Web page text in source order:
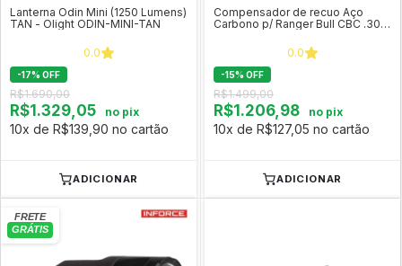
Lanterna Odin Mini (1250 Lumens)
TAN - Olight ODIN-MINI-TAN
0.0
-17% OFF
R$1.690,00
R$1.329,05 no pix
10x de R$139,90 no cartão
ADICIONAR
Compensador de recuo Aço
Carbono p/ Ranger Bull CBC .308
0.0
-15% OFF
R$1.499,00
R$1.206,98 no pix
10x de R$127,05 no cartão
ADICIONAR